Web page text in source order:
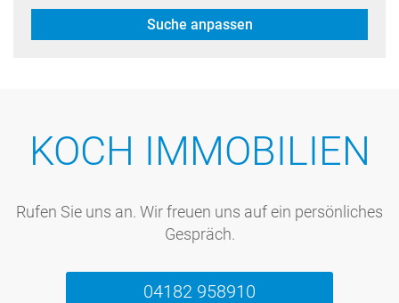
Suche anpassen
KOCH IMMOBILIEN
Rufen Sie uns an. Wir freuen uns auf ein persönliches
Gespräch.
04182 958910